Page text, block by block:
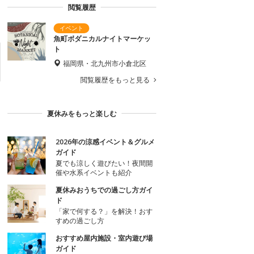
閲覧履歴
魚町ボダニカルナイトマーケッ
ト
福岡県・北九州市小倉北区
閲覧履歴をもっと見る
夏休みをもっと楽しむ
2026年の涼感イベント＆グルメ
ガイド
夏でも涼しく遊びたい！夜間開
催や水系イベントも紹介
夏休みおうちでの過ごし方ガイ
ド
「家で何する？」を解決！おす
すめの過ごし方
おすすめ屋内施設・室内遊び場
ガイド